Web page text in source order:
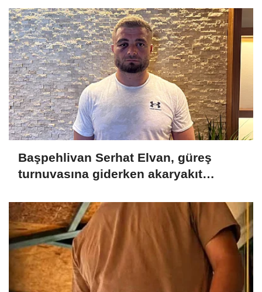
Başpehlivan Serhat Elvan, güreş
turnuvasına giderken akaryakıt